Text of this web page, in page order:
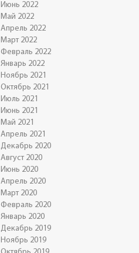
Июнь 2022
Май 2022
Апрель 2022
Март 2022
Февраль 2022
Январь 2022
Ноябрь 2021
Октябрь 2021
Июль 2021
Июнь 2021
Май 2021
Апрель 2021
Декабрь 2020
Август 2020
Июнь 2020
Апрель 2020
Март 2020
Февраль 2020
Январь 2020
Декабрь 2019
Ноябрь 2019